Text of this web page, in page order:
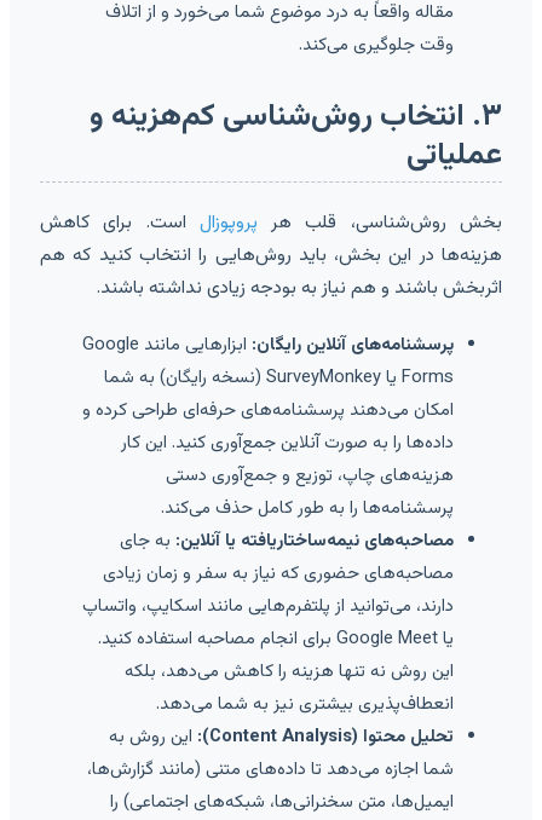
مقاله واقعاً به درد موضوع شما می‌خورد و از اتلاف
وقت جلوگیری می‌کند.
۳. انتخاب روش‌شناسی کم‌هزینه و
عملیاتی
بخش روش‌شناسی، قلب هر پروپوزالاست. برای کاهش
هزینه‌ها در این بخش، باید روش‌هایی را انتخاب کنید که هم
اثربخش باشند و هم نیاز به بودجه زیادی نداشته باشند.
پرسشنامه‌های آنلاین رایگان:
ابزارهایی مانند Google
Forms یا SurveyMonkey (نسخه رایگان) به شما
امکان می‌دهند پرسشنامه‌های حرفه‌ای طراحی کرده و
داده‌ها را به صورت آنلاین جمع‌آوری کنید. این کار
هزینه‌های چاپ، توزیع و جمع‌آوری دستی
پرسشنامه‌ها را به طور کامل حذف می‌کند.
مصاحبه‌های نیمه‌ساختاریافته یا آنلاین:به جای
مصاحبه‌های حضوری که نیاز به سفر و زمان زیادی
دارند، می‌توانید از پلتفرم‌هایی مانند اسکایپ، واتساپ
یا Google Meet برای انجام مصاحبه استفاده کنید.
این روش نه تنها هزینه را کاهش می‌دهد، بلکه
انعطاف‌پذیری بیشتری نیز به شما می‌دهد.
تحلیل محتوا (Content Analysis):
این روش به
شما اجازه می‌دهد تا داده‌های متنی (مانند گزارش‌ها،
ایمیل‌ها، متن سخنرانی‌ها، شبکه‌های اجتماعی) را